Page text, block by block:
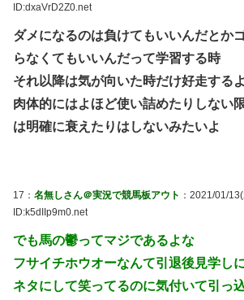
ID:dxaVrD2Z0.net
ダメになるのは負けてもいいんだとか
らなくてもいいんだって学習する時
それ以降は気が向いた時だけ好走する
肉体的にはよほど使い詰めたりしない
は明確に衰えたりはしないみたいよ
17： 名無しさん＠実況で競馬板アウト ：2021/01/
ID:k5dIIp9m0.net
でも馬の鬱ってマジであるよな
フサイチホウオーなんて引退後見学し
ネタにして笑ってるのに気付いて引っ